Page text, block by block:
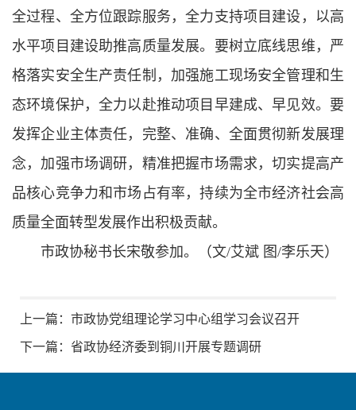
全过程、全方位跟踪服务，全力支持项目建设，以高
水平项目建设助推高质量发展。要树立底线思维，严
格落实安全生产责任制，加强施工现场安全管理和生
态环境保护，全力以赴推动项目早建成、早见效。要
发挥企业主体责任，完整、准确、全面贯彻新发展理
念，加强市场调研，精准把握市场需求，切实提高产
品核心竞争力和市场占有率，持续为全市经济社会高
质量全面转型发展作出积极贡献。
市政协秘书长宋敬参加。（文/艾斌 图/李乐天）
上一篇： 市政协党组理论学习中心组学习会议召开
下一篇： 省政协经济委到铜川开展专题调研